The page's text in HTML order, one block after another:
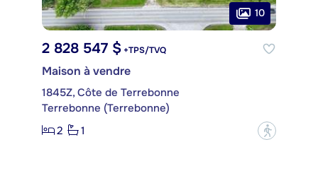
10
2 828 547 $ +TPS/TVQ
Maison à vendre
1845Z, Côte de Terrebonne
Terrebonne (Terrebonne)
2
1 ?